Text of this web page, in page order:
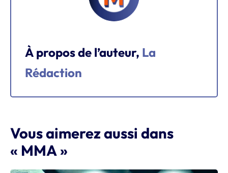
À propos de l’auteur, La
Rédaction
Vous aimerez aussi dans
« MMA »